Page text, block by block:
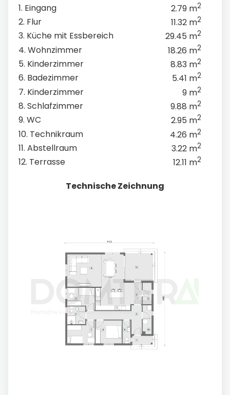
1. Eingang 2.79 m2
2. Flur 11.32 m2
3. Küche mit Essbereich 29.45 m2
4. Wohnzimmer 18.26 m2
5. Kinderzimmer 8.83 m2
6. Badezimmer 5.41 m2
7. Kinderzimmer 9 m2
8. Schlafzimmer 9.88 m2
9. WC 2.95 m2
10. Technikraum 4.26 m2
11. Abstellraum 3.22 m2
12. Terrasse 12.11 m2
Technische Zeichnung